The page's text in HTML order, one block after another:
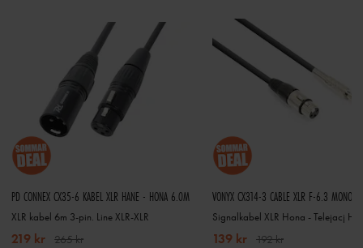
PD CONNEX CX35-6 KABEL XLR HANE - HONA 6.0M
XLR kabel 6m 3-pin. Line XLR-XLR
219 kr 265 kr
VONYX CX314-3 CABLE XLR F-6.3 MONO
139 kr 192 kr